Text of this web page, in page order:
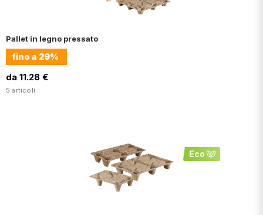
Pallet in legno pressato
fino a 29%
da 11.28 €
5 articoli.
Eco